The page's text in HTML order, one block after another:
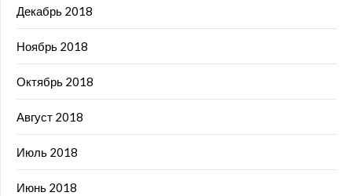
Декабрь 2018
Ноябрь 2018
Октябрь 2018
Август 2018
Июль 2018
Июнь 2018